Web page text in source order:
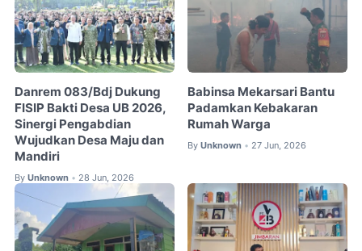
Danrem 083/Bdj Dukung
FISIP Bakti Desa UB 2026,
Sinergi Pengabdian
Wujudkan Desa Maju dan
Mandiri
By Unknown • 28 Jun, 2026
Babinsa Mekarsari Bantu
Padamkan Kebakaran
Rumah Warga
By Unknown • 27 Jun, 2026